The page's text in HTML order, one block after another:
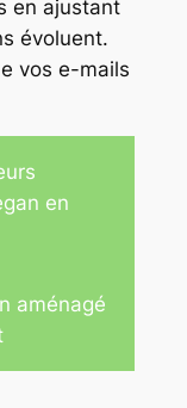
en ajustant
évoluent.
vos e-mails
en
aménagé